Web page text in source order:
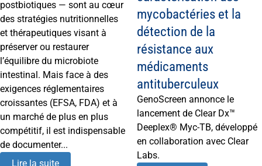
postbiotiques — sont au cœur
des stratégies nutritionnelles
et thérapeutiques visant à
préserver ou restaurer
l’équilibre du microbiote
intestinal. Mais face à des
exigences réglementaires
croissantes (EFSA, FDA) et à
un marché de plus en plus
compétitif, il est indispensable
de documenter...
Lire la suite
mycobactéries et la
détection de la
résistance aux
médicaments
antituberculeux
GenoScreen annonce le
lancement de Clear Dx™
Deeplex® Myc-TB, développé
en collaboration avec Clear
Labs.